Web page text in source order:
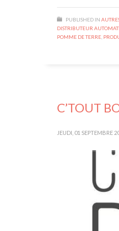
PUBLISHED IN
DISTRIBUTEUR
POMME DE TERRE
C’TOUT
JEUDI, 01 SEPTEMBRE